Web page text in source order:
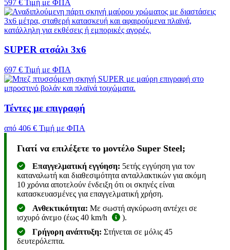
597 € Τιμή με ΦΠΑ
SUPER ατσάλι 3x6
697 € Τιμή με ΦΠΑ
Τέντες με επιγραφή
από 406 € Τιμή με ΦΠΑ
Γιατί να επιλέξετε το μοντέλο Super Steel;
Επαγγελματική εγγύηση: 5ετής εγγύηση για τον
καταναλωτή και διαθεσιμότητα ανταλλακτικών για ακόμη
10 χρόνια αποτελούν ένδειξη ότι οι σκηνές είναι
κατασκευασμένες για επαγγελματική χρήση.
Ανθεκτικότητα: Με σωστή αγκύρωση αντέχει σε
ισχυρό άνεμο (έως 40 km/h
).
Γρήγορη ανάπτυξη: Στήνεται σε μόλις 45
δευτερόλεπτα.